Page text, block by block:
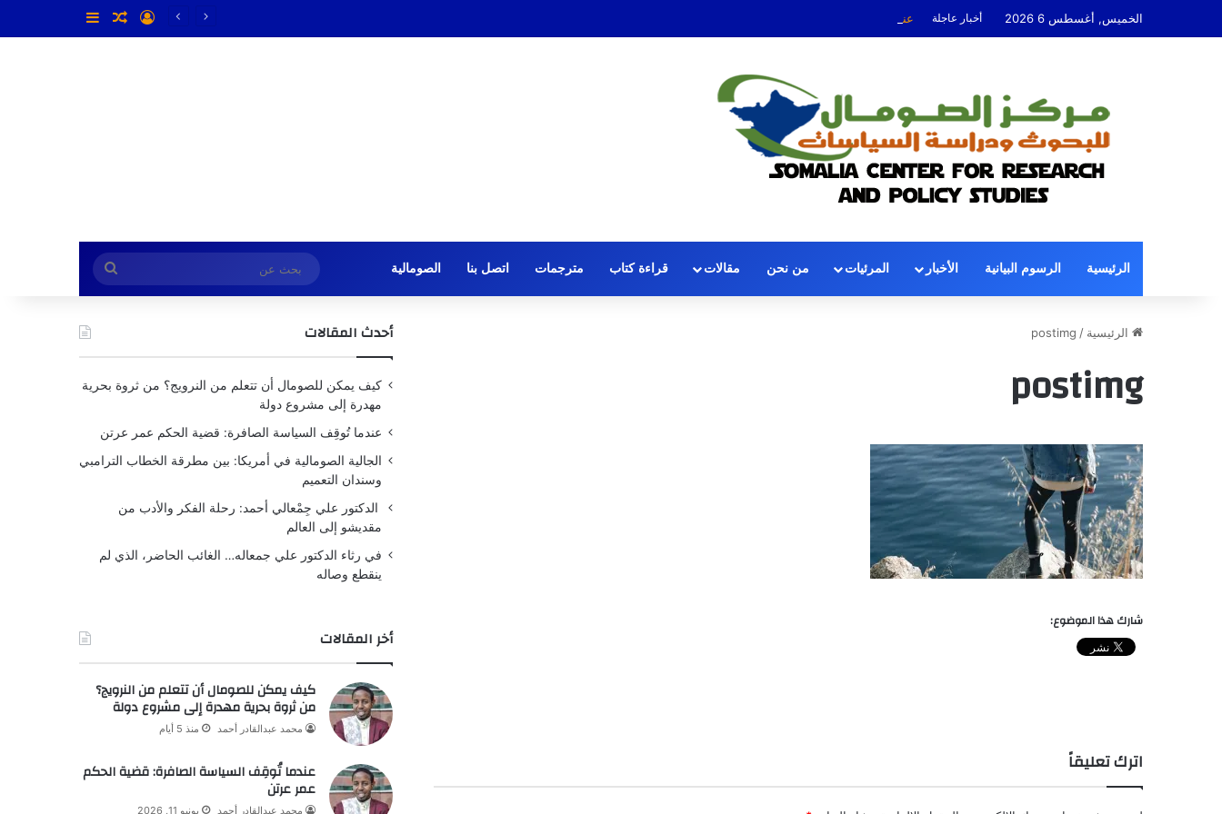
الخميس, أغسطس 6 2026 أخبار عاجلة عندما تُوقِف السياسة الصافرة: قضية الحكم عمر عرتن تسجيل الدخول
مقال عشوائي
الرئيسية الرسوم البيانية الأخبار المرئيات من نحن مقالات قراءة كتاب مترجمات اتصل بنا الصومالية
بحث
عن
الرئيسية /
postimg
postimg
شارك هذا الموضوع:
اترك تعليقاً
أحدث المقالات
كيف يمكن للصومال أن تتعلم من النرويج؟ من ثروة بحرية
مهدرة إلى مشروع دولة
عندما تُوقِف السياسة الصافرة: قضية الحكم عمر عرتن
الجالية الصومالية في أمريكا: بين مطرقة الخطاب الترامبي
وسندان التعميم
الدكتور علي جِمْعالي أحمد: رحلة الفكر والأدب من
مقديشو إلى العالم
في رثاء الدكتور علي جمعاله… الغائب الحاضر، الذي لم
ينقطع وصاله
أخر المقالات
كيف يمكن للصومال أن تتعلم من النرويج؟
من ثروة بحرية مهدرة إلى مشروع دولة
محمد عبدالقادر أحمد منذ 5 أيام
عندما تُوقِف السياسة الصافرة: قضية الحكم
عمر عرتن
محمد عبدالقادر أحمد يونيو 11, 2026